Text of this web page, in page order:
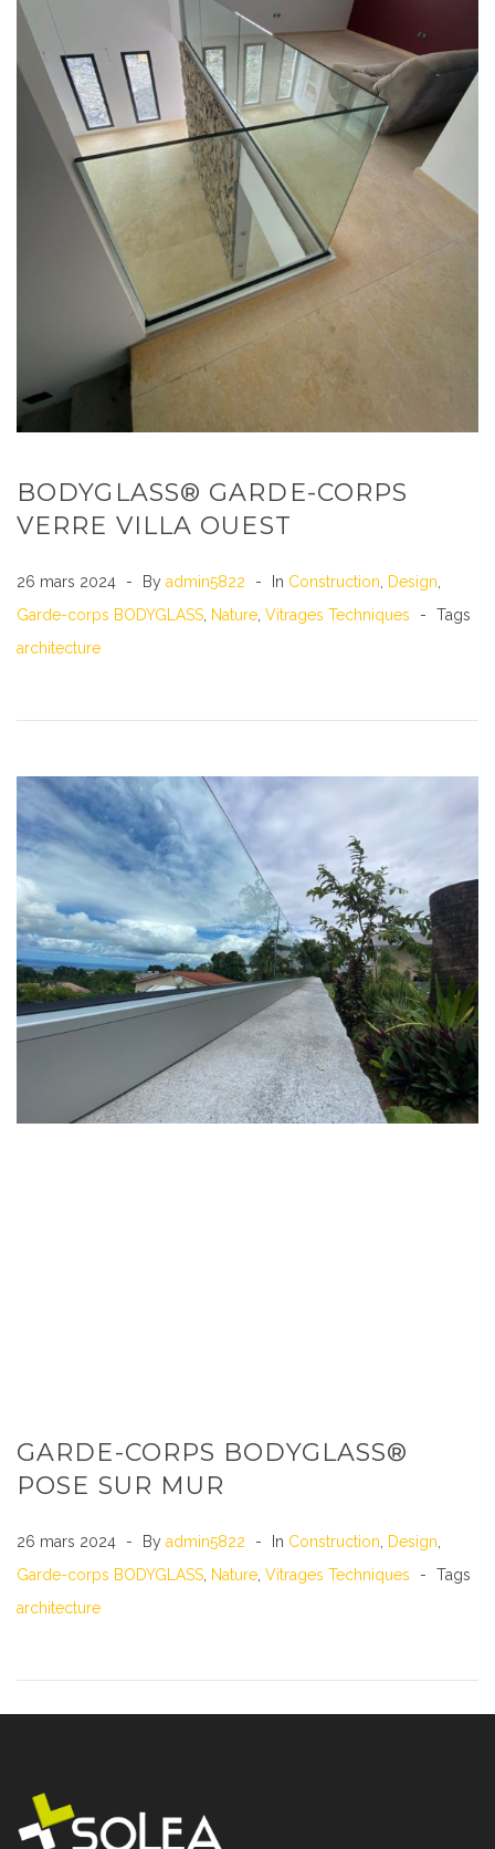
BODYGLASS® GARDE-CORPS
VERRE VILLA OUEST
26 mars 2024 By admin5822 In Construction Design
Garde-corps BODYGLASS Nature Vitrages Techniques
Tags
architecture
GARDE-CORPS BODYGLASS®
POSE SUR MUR
26 mars 2024 By admin5822 In Construction Design
Garde-corps BODYGLASS Nature Vitrages Techniques
Tags
architecture